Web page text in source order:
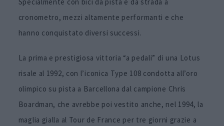
cronometro, mezzi altamente performanti e che
hanno conquistato diversi successi.
La prima e prestigiosa vittoria “a pedali” di una Lotus
risale al 1992, con l’iconica Type 108 condotta all’oro
olimpico su pista a Barcellona dal campione Chris
Boardman, che avrebbe poi vestito anche, nel 1994, la
maglia gialla al Tour de France per tre giorni grazie a